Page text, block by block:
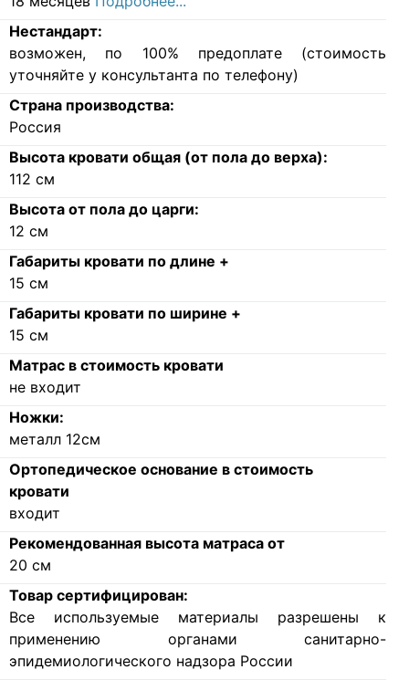
Нестандарт:
возможен, по 100% предоплате (стоимость
уточняйте у консультанта по телефону)
Страна производства:
Россия
Высота кровати общая (от пола до верха):
112 см
Высота от пола до царги:
12 см
Габариты кровати по длине +
15 см
Габариты кровати по ширине +
15 см
Матрас в стоимость кровати
не входит
Ножки:
металл 12см
Ортопедическое основание в стоимость
кровати
входит
Рекомендованная высота матраса от
20 см
Товар сертифицирован:
Все используемые материалы разрешены к
применению органами санитарно-
эпидемиологического надзора России